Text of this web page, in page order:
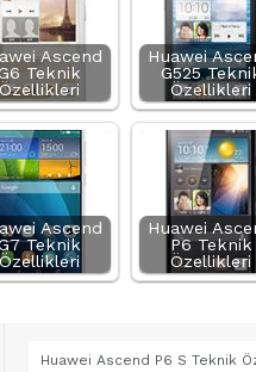
Ascend
G6 Teknik
Özellikleri
Huawei
G525
Özellikleri
Ascend
Teknik
Özellikleri
Huawei
P6 Teknik
Özellikleri
Huawei Ascend P6 S Teknik